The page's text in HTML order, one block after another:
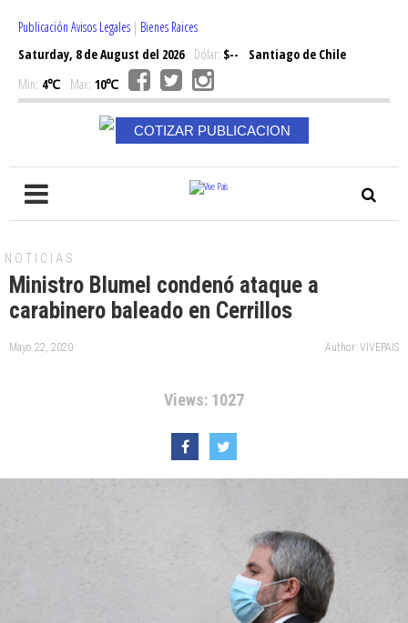
Publicación Avisos Legales | Bienes Raices
Saturday, 8 de August del 2026Dólar: $--
Santiago de Chile
Min: 4℃ Max: 10℃
COTIZAR PUBLICACION
NOTICIAS
Ministro Blumel condenó ataque a
carabinero baleado en Cerrillos
Mayo 22, 2020 Author: VIVEPAIS
Views: 1027